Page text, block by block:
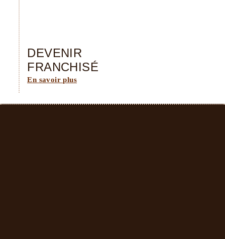
DEVENIR
FRANCHISÉ
En savoir plus